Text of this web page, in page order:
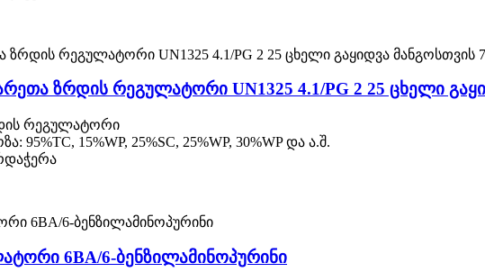
ზრდის რეგულატორი UN1325 4.1/PG 2 25 ცხელი
რეგულატორი
15%WP, 25%SC, 25%WP, 30%WP და ა.შ.
6BA/6-ბენზილამინოპურინი